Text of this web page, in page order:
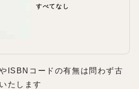
すべてなし
ISBNコードの有無は問わず古
たします